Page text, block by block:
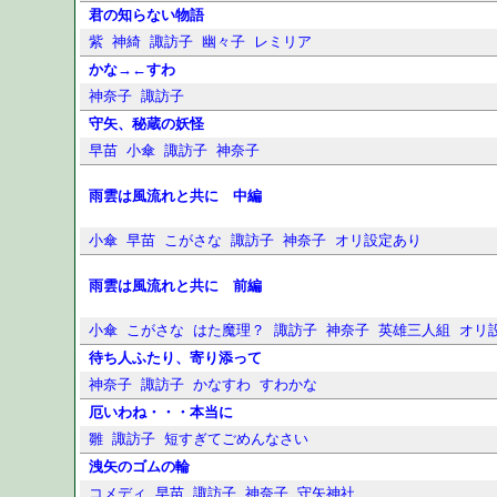
君の知らない物語
紫 神綺 諏訪子 幽々子
レミリア
かな→←すわ
神奈子 諏訪子
守矢、秘蔵の妖怪
早苗 小傘 諏訪子 神奈子
雨雲は風流れと共に 中編
小傘 早苗 こがさな 諏訪子 神奈子 オリ設定あり
雨雲は風流れと共に 前編
小傘 こがさな はた魔理？ 諏訪子 神奈子 英雄三人組
オリ
待ち人ふたり、寄り添って
神奈子 諏訪子 かなすわ すわかな
厄いわね・・・本当に
雛 諏訪子 短すぎてごめんなさい
洩矢のゴムの輪
コメディ
早苗 諏訪子 神奈子 守矢神社